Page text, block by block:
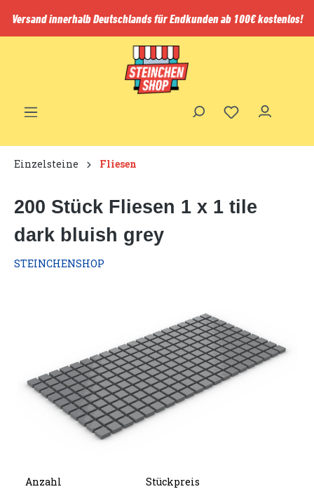
springen
Versand innerhalb Deutschlands für Endkunden ab 100€ kostenlos!
Einzelsteine Fliesen
200 Stück Fliesen 1 x 1 tile
dark bluish grey
STEINCHENSHOP
Anzahl Stückpreis